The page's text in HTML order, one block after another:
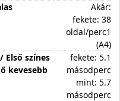
Akár:
fekete: 38
oldal/perc1
(A4)
Első színes
kevesebb
fekete: 5.1
másodperc
mint: 5.7
másodperc